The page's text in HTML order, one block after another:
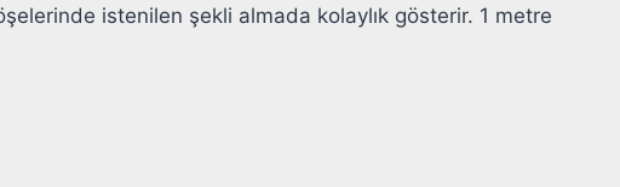
istenilen şekli almada kolaylık gösterir. 1 metre